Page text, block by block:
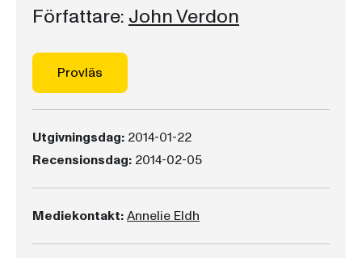
Författare: John Verdon
Provläs
Utgivningsdag: 2014-01-22
Recensionsdag: 2014-02-05
Mediekontakt:Annelie Eldh